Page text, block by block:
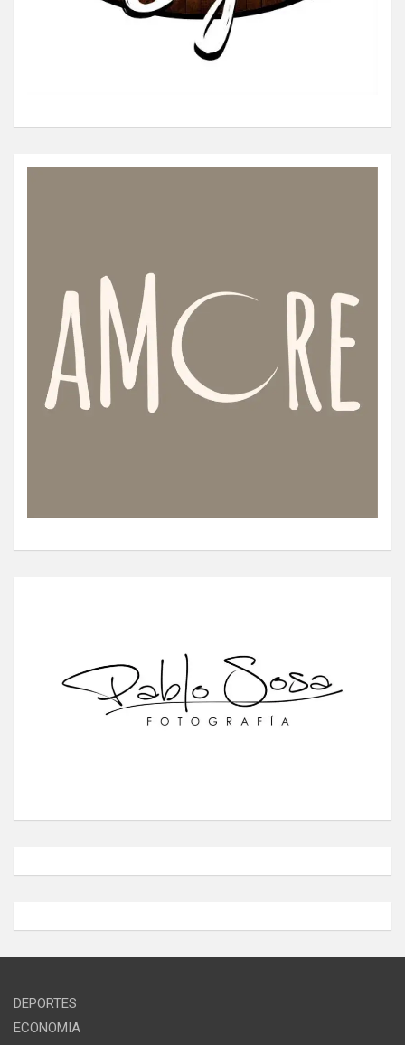
DEPORTES
ECONOMIA